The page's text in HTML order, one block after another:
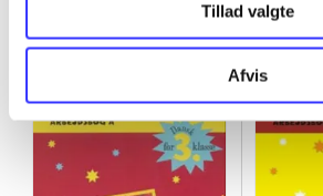
Tillad valgte
Afvis